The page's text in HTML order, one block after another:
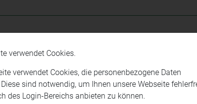
verwendet Cookies.
verwendet Cookies, die personenbezogene Daten
sind notwendig, um Ihnen unsere Webseite
des Login-Bereichs anbieten zu können.